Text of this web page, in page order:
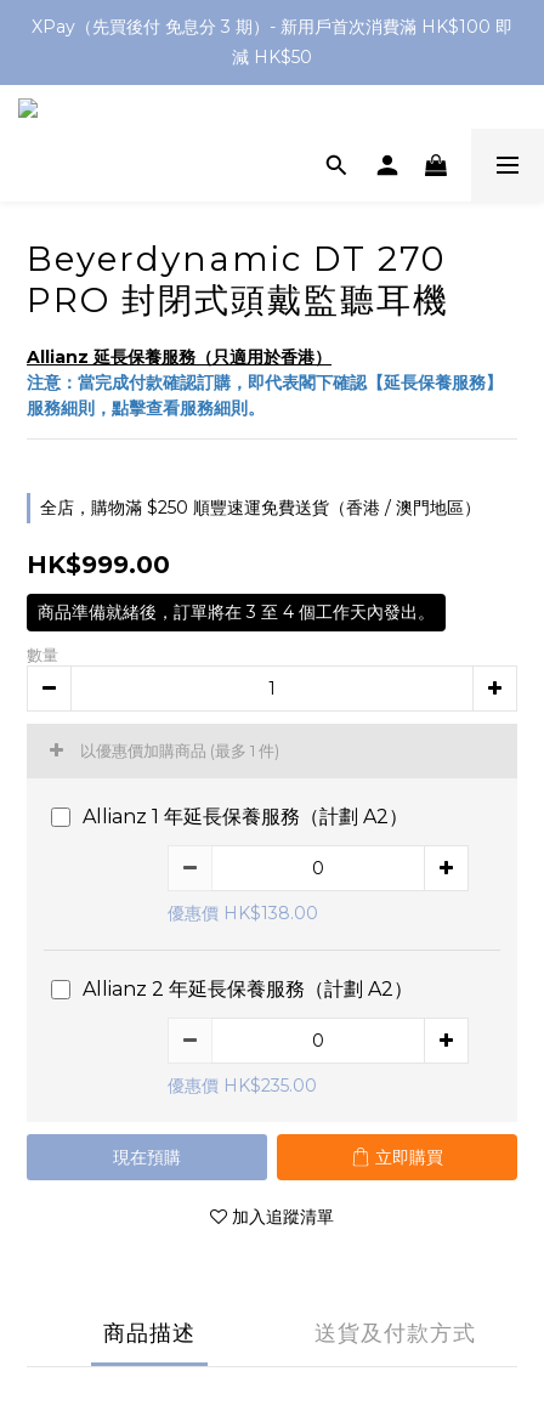
網店購滿 $250 香港/澳門地區 免費送貨
XPay（先買後付 免息分 3 期）- 新用戶首次消費滿 HK$100 即
減 HK$50
Beyerdynamic DT 270
PRO 封閉式頭戴監聽耳機
Allianz 延長保養服務（只適用於香港）
注意：當完成付款確認訂購，即代表閣下確認【延長保養服務】
服務細則，點擊查看服務細則。
全店，購物滿 $250 順豐速運免費送貨（香港 / 澳門地區）
HK$999.00
商品準備就緒後，訂單將在 3 至 4 個工作天內發出。
數量
以優惠價加購商品 (最多 1 件)
Allianz 1 年延長保養服務（計劃 A2）
優惠價 HK$138.00
Allianz 2 年延長保養服務（計劃 A2）
優惠價 HK$235.00
現在預購 立即購買
加入追蹤清單
商品描述 送貨及付款方式